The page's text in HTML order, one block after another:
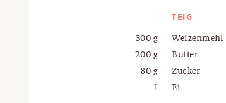
TEIG
300 g
Weizenmehl
200 g
Butter
80 g
Zucker
1
Ei